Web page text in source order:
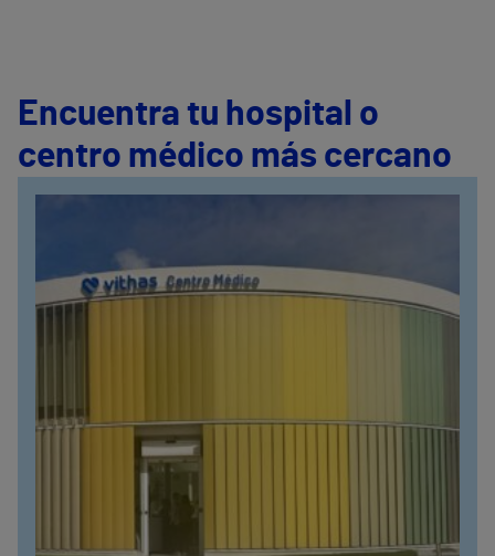
Encuentra tu hospital o
centro médico más cercano